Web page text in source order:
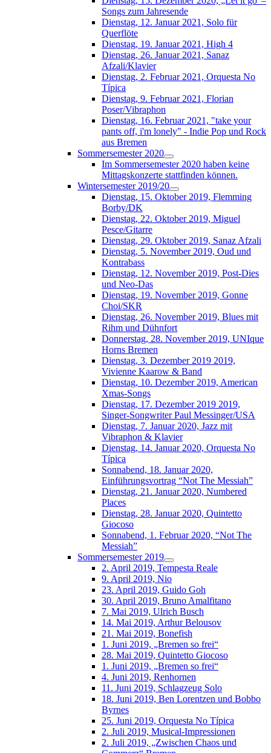
Songs zum Jahresende
Dienstag, 12. Januar 2021, Solo für
Querflöte
Dienstag, 19. Januar 2021, High 4
Dienstag, 26. Januar 2021, Sanaz
Afzali/Klavier
Dienstag, 2. Februar 2021, Orquesta No
Típica
Dienstag, 9. Februar 2021, Florian
Poser/Vibraphon
Dienstag, 16. Februar 2021, "take your
pants off, i'm lonely" - Indie Pop und Rock
aus Bremen
Sommersemester 2020
Im Sommersemester 2020 haben keine
Mittagskonzerte stattfinden können.
Wintersemester 2019/20
Dienstag, 15. Oktober 2019, Flemming
Borby/DK
Dienstag, 22. Oktober 2019, Miguel
Pesce/Gitarre
Dienstag, 29. Oktober 2019, Sanaz Afzali
Dienstag, 5. November 2019, Oud und
Kontrabass
Dienstag, 12. November 2019, Post-Dies
und Neo-Das
Dienstag, 19. November 2019, Gonne
Choi/SKR
Dienstag, 26. November 2019, Blues mit
Rihm und Dühnfort
Donnerstag, 28. November 2019, UNIque
Horns Bremen
Dienstag, 3. Dezember 2019 2019,
Vivienne Kaarow & Band
Dienstag, 10. Dezember 2019, American
Xmas-Songs
Dienstag, 17. Dezember 2019 2019,
Singer-Songwriter Paul Messinger/USA
Dienstag, 7. Januar 2020, Jazz mit
Vibraphon & Klavier
Dienstag, 14. Januar 2020, Orquesta No
Típica
Sonnabend, 18. Januar 2020,
Einführungsvortrag “Not The Messiah”
Dienstag, 21. Januar 2020, Numbered
Places
Dienstag, 28. Januar 2020, Quintetto
Giocoso
Sonnabend, 1. Februar 2020, “Not The
Messiah”
Sommersemester 2019
2. April 2019, Tempesta Reale
9. April 2019, Nio
23. April 2019, Guido Goh
30. April 2019, Bruno Amalfitano
7. Mai 2019, Ulrich Busch
14. Mai 2019, Arthur Belousov
21. Mai 2019, Bonefish
1. Juni 2019, „Bremen so frei“
28. Mai 2019, Quintetto Giocoso
1. Juni 2019, „Bremen so frei“
4. Juni 2019, Renhornen
11. Juni 2019, Schlagzeug Solo
18. Juni 2019, Ben Lorentzen und Bobbo
Byrnes
25. Juni 2019, Orquesta No Típica
2. Juli 2019, Musical-Impressionen
2. Juli 2019, „Zwischen Chaos und